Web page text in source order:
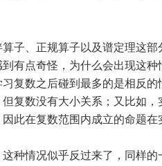
子、正规算子以及谱定理这
有点奇怪，为什么会出现这种
复数之后碰到最多的是相反
复数没有大小关系；又比如
此在复数范围内成立的命题
种情况似乎反过来了，同样